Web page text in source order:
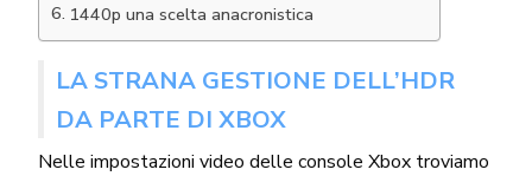
1440p una scelta anacronistica
LA STRANA GESTIONE DELL’HDR
DA PARTE DI XBOX
Nelle impostazioni video delle console Xbox troviamo